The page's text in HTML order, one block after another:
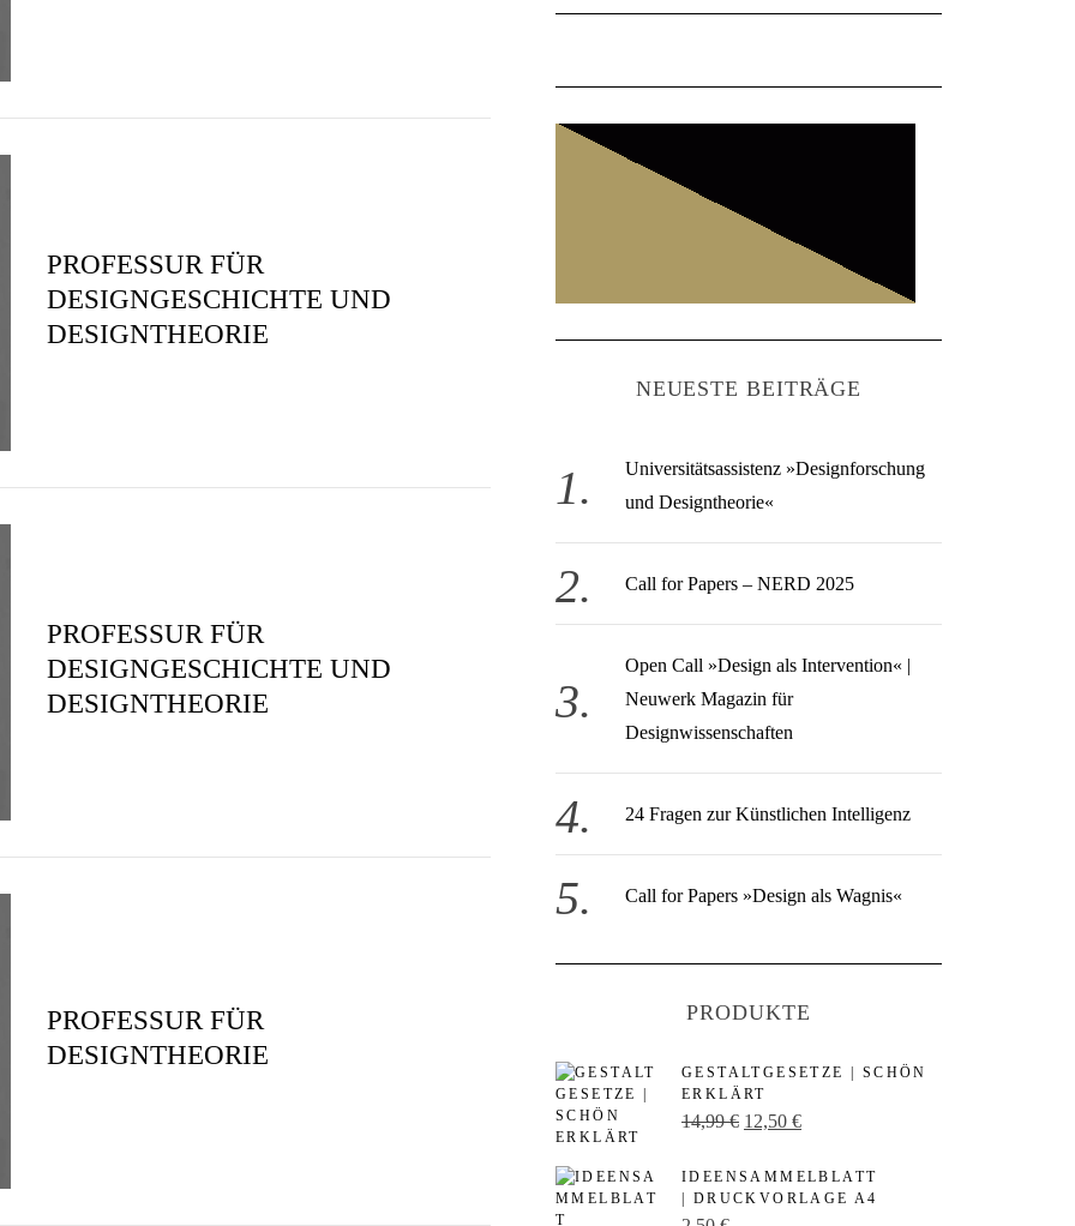
PROFESSUR FÜR
DESIGNGESCHICHTE UND
DESIGNTHEORIE
PROFESSUR FÜR
DESIGNGESCHICHTE UND
DESIGNTHEORIE
PROFESSUR FÜR
DESIGNTHEORIE
NEUESTE BEITRÄGE
Universitätsassistenz »Designforschung
und Designtheorie«
Call for Papers – NERD 2025
Open Call » Design als Intervention« |
Neuwerk Magazin für
Designwissenschaften
24 Fragen zur Künstlichen Intelligenz
Call for Papers »Design als Wagnis«
PRODUKTE
GESTALTGESETZE | SCHÖN
ERKLÄRT
14,99€ U
s
12,50 €A
t
IDEENSAMMELBLATT
| DRUCKVORLAGE A4